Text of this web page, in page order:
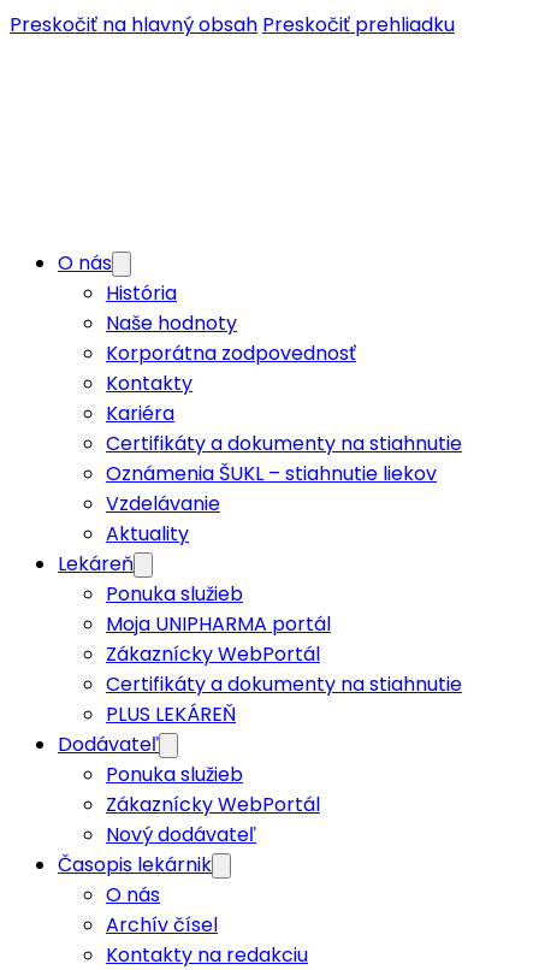
Preskočiť na hlavný obsah Preskočiť prehliadku
O nás
História
Naše hodnoty
Korporátna zodpovednosť
Kontakty
Kariéra
Certifikáty a dokumenty na stiahnutie
Oznámenia ŠUKL – stiahnutie liekov
Vzdelávanie
Aktuality
Lekáreň
Ponuka služieb
Moja UNIPHARMA portál
Zákaznícky WebPortál
Certifikáty a dokumenty na stiahnutie
PLUS LEKÁREŇ
Dodávateľ
Ponuka služieb
Zákaznícky WebPortál
Nový dodávateľ
Časopis lekárnik
O nás
Archív čísel
Kontakty na redakciu